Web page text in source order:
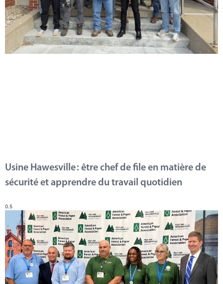
Usine Hawesville : être chef de file en matière de
sécurité et apprendre du travail quotidien